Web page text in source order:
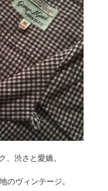
、渋さと愛嬌。
のヴィンテージ。